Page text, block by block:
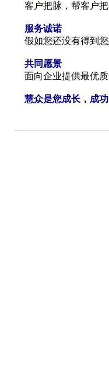
客户把脉，帮客户
服务诚诺
假如您还没有得到
共同愿景
面向企业提供最优
慧众是您成长，成